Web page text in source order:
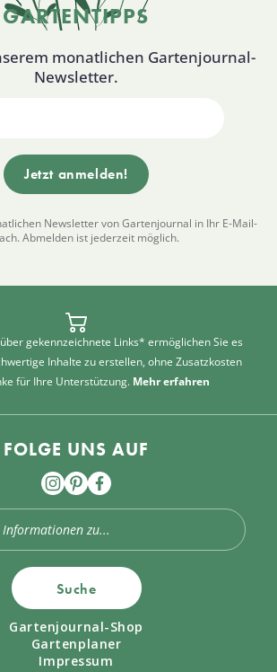
GARTENTIPPS
monatlichen Gartenjournal-
Newsletter.
Newsletter von Gartenjournal in Ihr E-Mail-
Abmelden ist jederzeit möglich.
gekennzeichnete Links* ermöglichen Sie es
Inhalte zu erstellen, ohne Zusatzkosten
für Ihre Unterstützung. Mehr erfahren
FOLGE UNS AUF
Suche
Gartenjournal-Shop
Gartenplaner
Impressum